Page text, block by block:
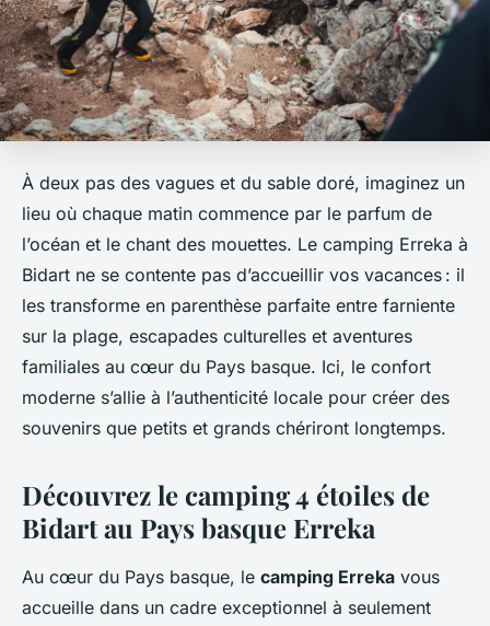
À deux pas des vagues et du sable doré, imaginez un
lieu où chaque matin commence par le parfum de
l’océan et le chant des mouettes. Le camping Erreka à
Bidart ne se contente pas d’accueillir vos vacances : il
les transforme en parenthèse parfaite entre farniente
sur la plage, escapades culturelles et aventures
familiales au cœur du Pays basque. Ici, le confort
moderne s’allie à l’authenticité locale pour créer des
souvenirs que petits et grands chériront longtemps.
Découvrez le camping 4 étoiles de
Bidart au Pays basque Erreka
Au cœur du Pays basque, le camping Erreka vous
accueille dans un cadre exceptionnel à seulement